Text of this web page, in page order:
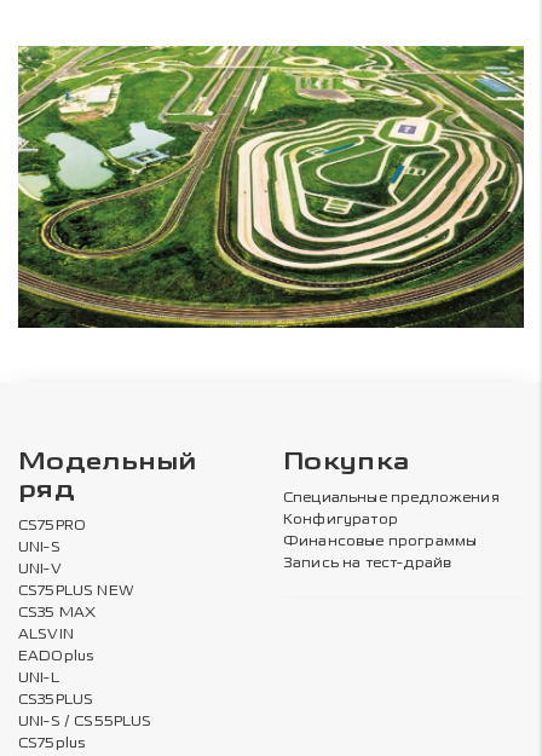
Модельный
ряд
CS75PRO
UNI-S
UNI-V
CS75PLUS NEW
CS35 MAX
ALSVIN
EADOplus
UNI-L
CS35PLUS
UNI-S / CS55PLUS
CS75plus
Покупка
Специальные предложения
Конфигуратор
Финансовые программы
Запись на тест-драйв